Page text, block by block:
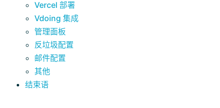
Vercel 部署
Vdoing 集成
管理面板
反垃圾配置
邮件配置
其他
结束语